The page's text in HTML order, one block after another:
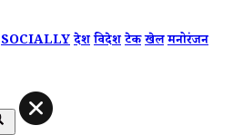
SOCIALLYदेशविदेशटेकखेलमनोरंजन